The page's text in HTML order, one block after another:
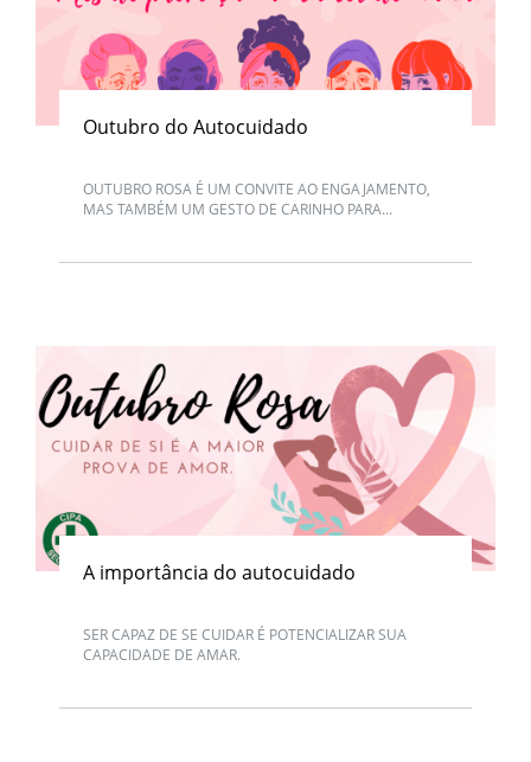
Outubro do Autocuidado
OUTUBRO ROSA É UM CONVITE AO ENGAJAMENTO,
MAS TAMBÉM UM GESTO DE CARINHO PARA...
A importância do autocuidado
SER CAPAZ DE SE CUIDAR É POTENCIALIZAR SUA
CAPACIDADE DE AMAR.